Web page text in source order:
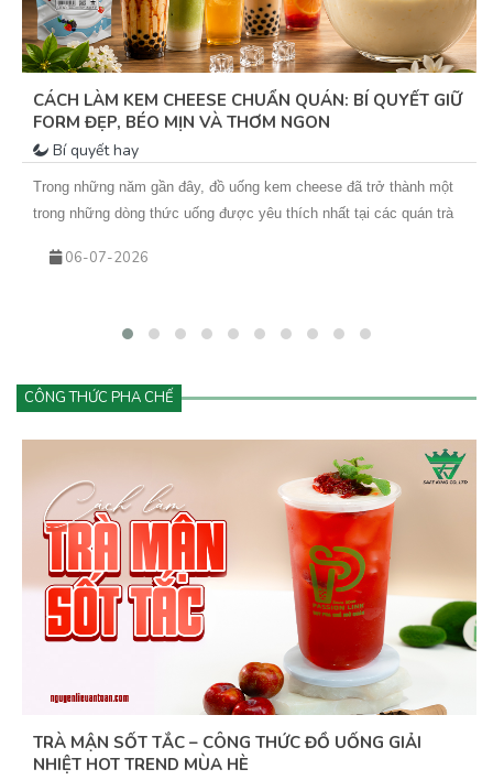
CÁCH LÀM KEM CHEESE CHUẨN QUÁN: BÍ QUYẾT GIỮ
FORM ĐẸP, BÉO MỊN VÀ THƠM NGON
Bí quyết hay
Trong những năm gần đây, đồ uống kem cheese đã trở thành một
trong những dòng thức uống được yêu thích nhất tại các quán trà
cheese đến cà phê kem cheese hay matcha kem cheese, tất cả
06-07-2026
CÔNG THỨC PHA CHẾ
TRÀ MẬN SỐT TẮC – CÔNG THỨC ĐỒ UỐNG GIẢI
NHIỆT HOT TREND MÙA HÈ